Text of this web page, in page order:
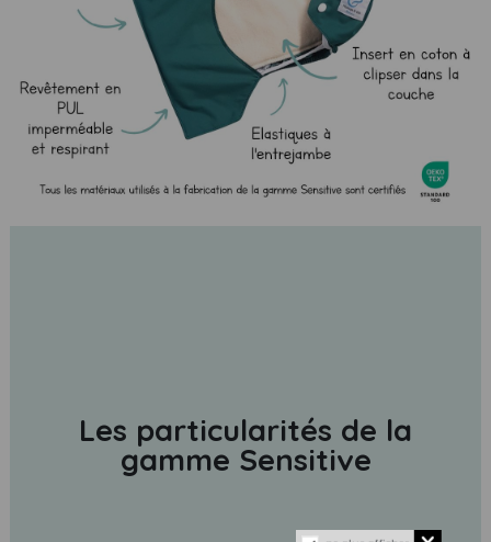
Les particularités de la
gamme Sensitive